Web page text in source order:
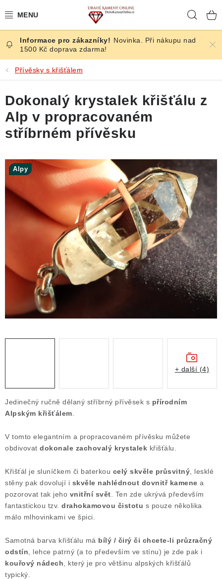
na
ČESKÉ KAMENY
ŠPERKY
KAMENY ZE SVĚTA
BROUŠENÉ
ÚČINKY
KRYSTALY
ČLÁNKY
NÁŠ PŘÍBĚH
VIDEOGALERIE
Výkup minerálů a drahých kamenů
Formulář pro odstoupení od smlouvy
Novinka. Při nákupu nad
1500 Kč doprava zdarma!
Přívěsky s křišťálem
Jedinečný ručně dělaný stříbrný přívěsek s přírodním
Alpským křišťálem
V tomto elegantním a propracovaném přívěsku můžete
obdivovat dokonale zachovalý krystalek křišťálu.
Křišťál je sluníčkem či baterkou celý skvěle průsvitný , lesklé
stěny pak dovolují i skvěle nahlédnout dovnitř kamene a
pozorovat tak jeho vnitřní svět . Ten zde ukrývá především
fantastickou tzv. drahokamovou čistotu s pouze několika
málo mlhovinkami ve špici.
Samotná barva křišťálu má bílý / čirý či chcete-li průzračný
odstín , lehce patrný (a to především ve stínu) je zde pak i
kouřový nádech , který je pro většinu alpských křišťálů
typický.
Dokonalý krystalek křišťálu z
Alp v propracovaném
stříbrném přívěsku
Alpy
+ další (4)